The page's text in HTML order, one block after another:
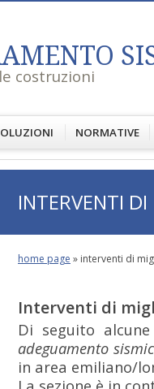
costruzioni
NORMATIVE
INTERVENTI
home page » interventi di
Interventi di
Di seguito
adeguamento
in area emiliano/